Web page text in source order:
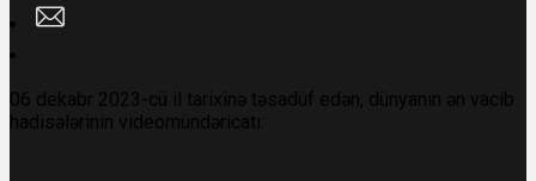
06 dekabr 2023-cü il tarixinə təsadüf edən, dünyanın ən vacib
hadisələrinin videomündəricatı: